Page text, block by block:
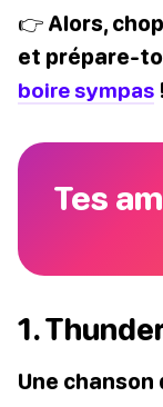
👉 Alors,
et prépare-
boire sympas
Tes
1.
Une chanson